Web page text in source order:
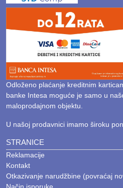
Odloženo plaćanje kreditnim
banke Intesa moguće je samo u
maloprodajnom objektu.
U našoj prodavnici imamo široku
STRANICE
Reklamacije
Kontakt
Otkazivanje narudžbine (povraćaj